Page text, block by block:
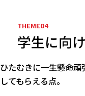
学生に向
ひたむきに一生懸命
してもらえる点。